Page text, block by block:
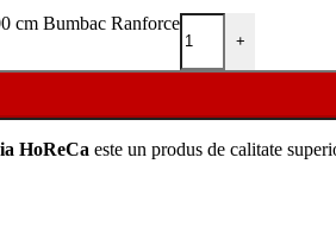
cm Bumbac Ranforce
+
HoReCa este un produs de calitate super